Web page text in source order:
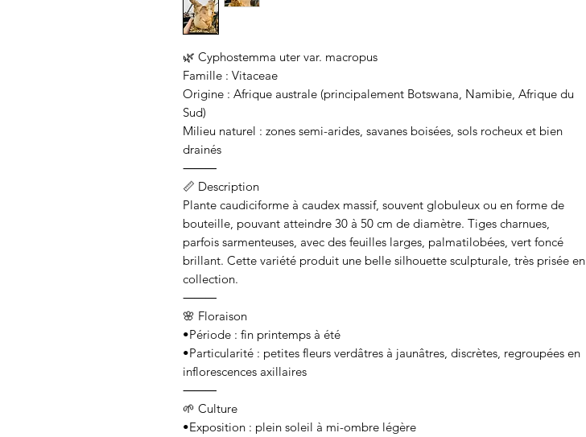
🌿 Cyphostemma uter var. macropus
Famille : Vitaceae
Origine : Afrique australe (principalement Botswana, Namibie, Afrique du
Sud)
Milieu naturel : zones semi-arides, savanes boisées, sols rocheux et bien
drainés
⸻
📏 Description
Plante caudiciforme à caudex massif, souvent globuleux ou en forme de
bouteille, pouvant atteindre 30 à 50 cm de diamètre. Tiges charnues,
parfois sarmenteuses, avec des feuilles larges, palmatilobées, vert foncé
brillant. Cette variété produit une belle silhouette sculpturale, très prisée en
collection.
⸻
🌸 Floraison
•Période : fin printemps à été
•Particularité : petites fleurs verdâtres à jaunâtres, discrètes, regroupées en
inflorescences axillaires
⸻
🌱 Culture
•Exposition : plein soleil à mi-ombre légère